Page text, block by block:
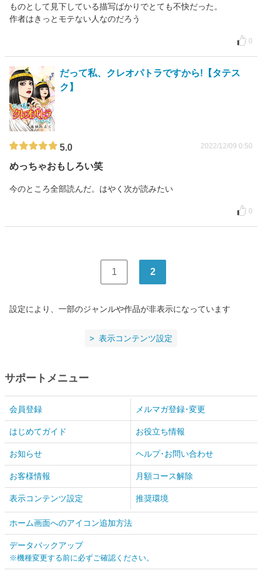
ものとして見下している描写ばかりでとても不快だった。
作者はきっとモテない人なのだろう
0
だって私、クレオパトラですから!【タテス
ク】
5.0 2022/12/09 0:50
めっちゃおもしろい笑
今のところ全部読んだ。はやく次が読みたい
0
1 2
設定により、一部のジャンルや作品が非表示になっています
表示コンテンツ設定
サポートメニュー
会員登録 メルマガ登録･変更
はじめてガイド お役立ち情報
お知らせ ヘルプ･お問い合わせ
お客様情報 月額コース解除
表示コンテンツ設定 推奨環境
ホーム画面へのアイコン追加方法
データバックアップ
※機種変更する前に必ずご確認ください。